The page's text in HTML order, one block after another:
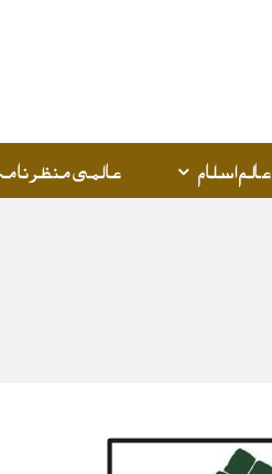
عالم اسلام عالمی